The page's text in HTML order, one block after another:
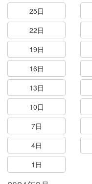
25日
22日
19日
16日
13日
10日
7日
4日
1日